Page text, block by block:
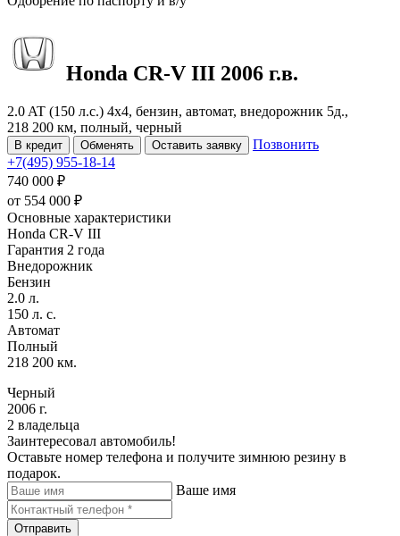
Honda CR-V III 2006 г.в.
2.0 AT (150 л.с.) 4x4, бензин, автомат, внедорожник 5д.,
218 200 км, полный, черный
В кредит Обменять Оставить заявку
Позвонить
+7(495) 955-18-14
740 000 ₽
от 554 000 ₽
Основные характеристики
Honda CR-V III
Гарантия 2 года
Внедорожник
Бензин
2.0 л.
150 л. с.
Автомат
Полный
218 200 км.
Черный
2006 г.
2 владельца
Заинтересовал автомобиль!
Оставьте номер телефона и получите зимнюю резину в
подарок.
Ваше имя
Отправить